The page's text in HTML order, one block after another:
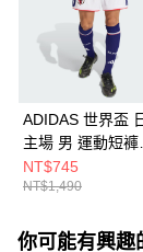
ADIDAS 世界盃
主場 男 運動短褲
JN1868
NT$745
NT$1,490
你可能有興趣